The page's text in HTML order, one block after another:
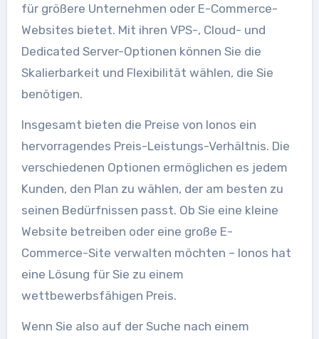
für größere Unternehmen oder E-Commerce-
Websites bietet. Mit ihren VPS-, Cloud- und
Dedicated Server-Optionen können Sie die
Skalierbarkeit und Flexibilität wählen, die Sie
benötigen.
Insgesamt bieten die Preise von Ionos ein
hervorragendes Preis-Leistungs-Verhältnis. Die
verschiedenen Optionen ermöglichen es jedem
Kunden, den Plan zu wählen, der am besten zu
seinen Bedürfnissen passt. Ob Sie eine kleine
Website betreiben oder eine große E-
Commerce-Site verwalten möchten – Ionos hat
eine Lösung für Sie zu einem
wettbewerbsfähigen Preis.
Wenn Sie also auf der Suche nach einem